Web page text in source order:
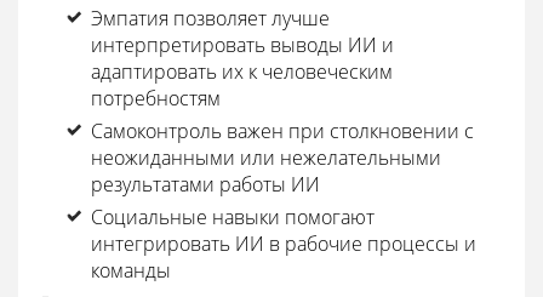
Эмпатия позволяет лучше
интерпретировать выводы ИИ и
адаптировать их к человеческим
потребностям
Самоконтроль важен при столкновении с
неожиданными или нежелательными
результатами работы ИИ
Социальные навыки помогают
интегрировать ИИ в рабочие процессы и
команды